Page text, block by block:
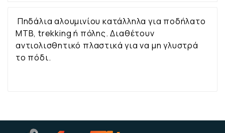
Πηδάλια αλουμινίου κατάλληλα για ποδήλατο
ΜΤΒ, trekking ή πόλης. Διαθέτουν
αντιολισθητικό πλαστικά για να μη γλυστρά
το πόδι.